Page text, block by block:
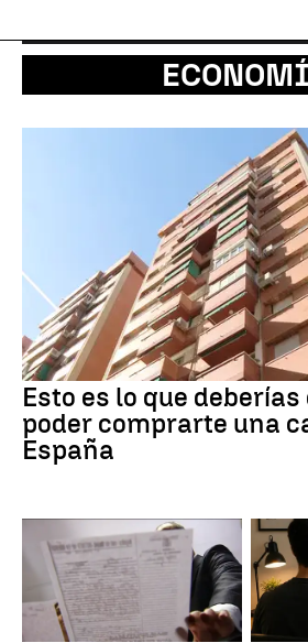
Esto es lo que
poder comprarte una
España